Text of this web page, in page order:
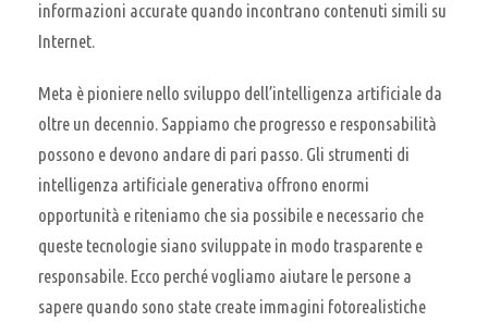
informazioni accurate quando incontrano contenuti simili su
Internet.
Meta è pioniere nello sviluppo dell’intelligenza artificiale da
oltre un decennio. Sappiamo che progresso e responsabilità
possono e devono andare di pari passo. Gli strumenti di
intelligenza artificiale generativa offrono enormi
opportunità e riteniamo che sia possibile e necessario che
queste tecnologie siano sviluppate in modo trasparente e
responsabile. Ecco perché vogliamo aiutare le persone a
sapere quando sono state create immagini fotorealistiche